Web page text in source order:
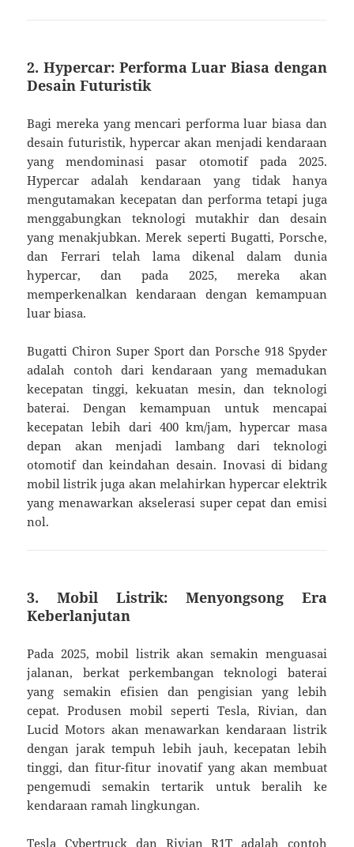
2. Hypercar: Performa Luar Biasa dengan
Desain Futuristik
Bagi mereka yang mencari performa luar biasa dan
desain futuristik, hypercar akan menjadi kendaraan
yang mendominasi pasar otomotif pada 2025.
Hypercar adalah kendaraan yang tidak hanya
mengutamakan kecepatan dan performa tetapi juga
menggabungkan teknologi mutakhir dan desain
yang menakjubkan. Merek seperti Bugatti, Porsche,
dan Ferrari telah lama dikenal dalam dunia
hypercar, dan pada 2025, mereka akan
memperkenalkan kendaraan dengan kemampuan
luar biasa.
Bugatti Chiron Super Sport dan Porsche 918 Spyder
adalah contoh dari kendaraan yang memadukan
kecepatan tinggi, kekuatan mesin, dan teknologi
baterai. Dengan kemampuan untuk mencapai
kecepatan lebih dari 400 km/jam, hypercar masa
depan akan menjadi lambang dari teknologi
otomotif dan keindahan desain. Inovasi di bidang
mobil listrik juga akan melahirkan hypercar elektrik
yang menawarkan akselerasi super cepat dan emisi
nol.
3. Mobil Listrik: Menyongsong Era
Keberlanjutan
Pada 2025, mobil listrik akan semakin menguasai
jalanan, berkat perkembangan teknologi baterai
yang semakin efisien dan pengisian yang lebih
cepat. Produsen mobil seperti Tesla, Rivian, dan
Lucid Motors akan menawarkan kendaraan listrik
dengan jarak tempuh lebih jauh, kecepatan lebih
tinggi, dan fitur-fitur inovatif yang akan membuat
pengemudi semakin tertarik untuk beralih ke
kendaraan ramah lingkungan.
Tesla Cybertruck dan Rivian R1T adalah contoh